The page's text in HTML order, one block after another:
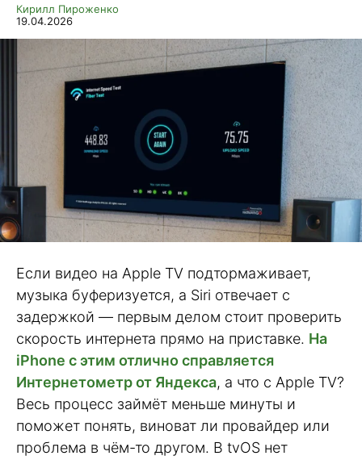
Кирилл Пироженко
19.04.2026
Если видео на Apple TV подтормаживает,
музыка буферизуется, а Siri отвечает с
задержкой — первым делом стоит проверить
скорость интернета прямо на приставке. На
iPhone с этим отлично справляется
Интернетометр от Яндекса, а что с Apple TV?
Весь процесс займёт меньше минуты и
поможет понять, виноват ли провайдер или
проблема в чём-то другом. В tvOS нет